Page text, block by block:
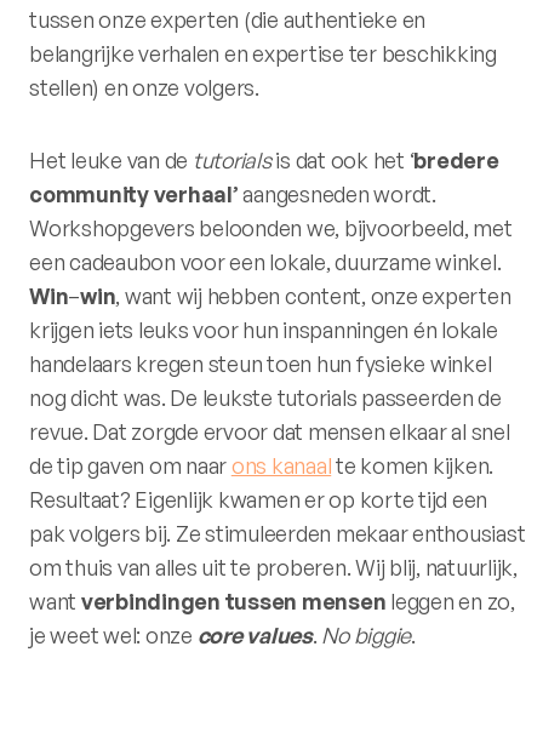
tussen onze experten (die authentieke en
belangrijke verhalen en expertise ter beschikking
stellen) en onze volgers.
Het leuke van de tutorialsis dat ook het ‘bredere
communityverhaal’aangesneden wordt.
Workshopgevers beloonden we, bijvoorbeeld, met
een cadeaubon voor een lokale, duurzame winkel.
Win–win, want wij hebben content, onze experten
krijgen iets leuks voor hun inspanningen én lokale
handelaars kregen steun toen hun fysieke winkel
nog dicht was. De leukste tutorials passeerden de
revue. Dat zorgde ervoor dat mensen elkaar al snel
de tip gaven om naarons kanaalte komen kijken.
Resultaat? Eigenlijk kwamen er op korte tijd een
pak volgers bij. Ze stimuleerden mekaar enthousiast
om thuis van alles uit te proberen. Wij blij, natuurlijk,
want verbindingen tussen mensen leggen en zo,
je weet wel: onze core values. No biggie.